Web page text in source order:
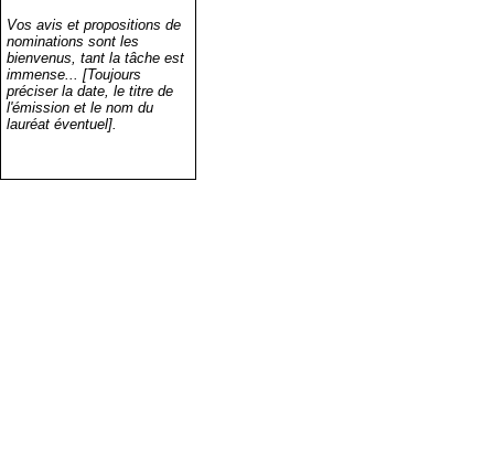
Vos avis et propositions de
nominations sont les
bienvenus, tant la tâche est
immense... [Toujours
préciser la date, le titre de
l'émission et le nom du
lauréat éventuel].